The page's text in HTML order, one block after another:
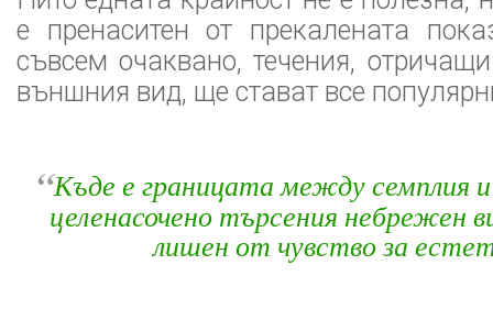
е пренаситен от прекалената
съвсем очаквано, течения,
външния вид, ще стават все
“Къде е границата между семплия
целенасочено търсения небрежен
лишен от чувство за